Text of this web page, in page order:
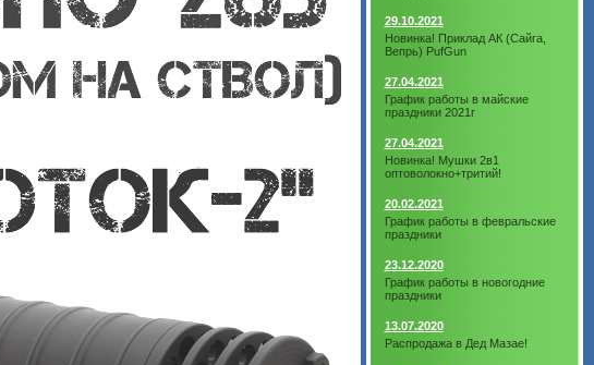
29.10.2021
Новинка! Приклад АК (Сайга,
Вепрь) PufGun
27.04.2021
График работы в майские
праздники 2021г
27.04.2021
Новинка! Мушки 2в1
оптоволокно+тритий!
20.02.2021
График работы в февральские
праздники
23.12.2020
График работы в новогодние
праздники
13.07.2020
Распродажа в Дед Мазае!